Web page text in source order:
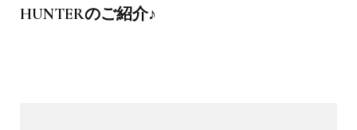
HUNTERのご紹介♪